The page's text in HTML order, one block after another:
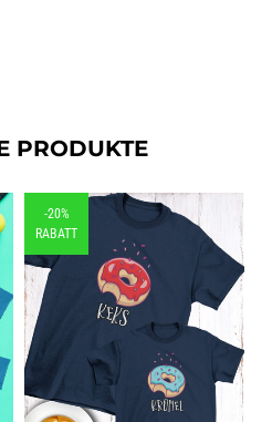
PRODUKTE
-20%
RABATT